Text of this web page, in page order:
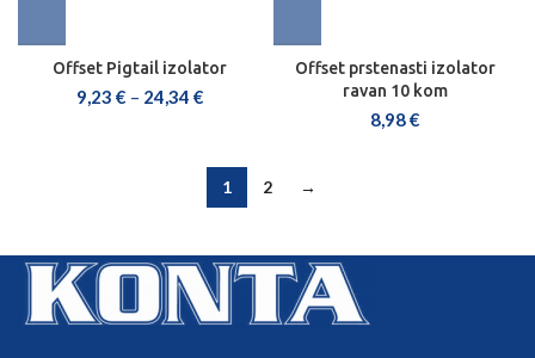
Offset Pigtail izolator
9,23 € – 24,34 €
Offset prstenasti izolator
ravan 10 kom
8,98€
1 2 →